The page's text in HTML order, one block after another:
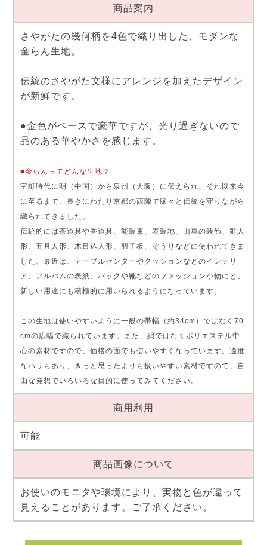
商品案内
さやがたの幾何柄を4色で織り出した、モダンな
金らん生地。
伝統のさやがた文様にアレンジを加えたデザイン
が新鮮です。
●金色がベースで豪華ですが、光り過ぎないので
品のある華やかさを感じます。
■金らんってどんな生地？
室町時代に明（中国）から泉州（大阪）に伝えられ、それ以来今
に至るまで、長きにわたり京都の西陣で脈々と伝統を守りながら
織られてきました。
伝統的には茶道具や香道具、能装束、表装地、山車の装飾、雛人
形、五月人形、木目込人形、羽子板、ぞうりなどに使われてきま
した。最近は、テーブルセンターやクッションなどのインテリ
ア、アルバムの表紙、バッグや靴などのファッション小物にと、
新しい用途にも積極的に用いられるようになっています。
この生地は使いやすいように一般の帯幅（約34cm）ではなく70
cmの広幅で織られています。また、絹ではなくポリエステル中
心の素材ですので、価格の面でも使いやすくなっています。適度
なハリもあり、きっと思ったよりも扱いやすい素材ですので、自
由な発想でいろいろな目的に使ってみてください。
商用利用
可能
商品画像について
お使いのモニタや環境により、実物と色が違って
見えることがあります。ご了承ください。